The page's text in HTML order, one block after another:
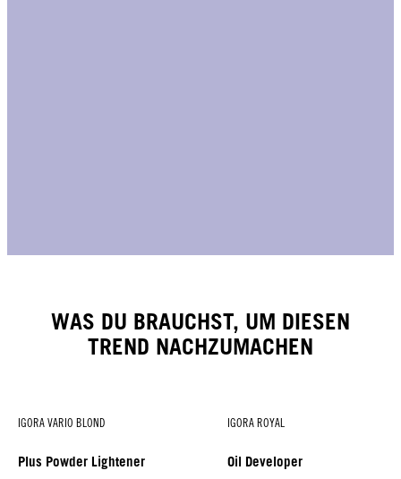
WAS DU BRAUCHST, UM DIESEN
TREND NACHZUMACHEN
IGORA VARIO BLOND
Plus Powder Lightener
IGORA ROYAL
Oil Developer